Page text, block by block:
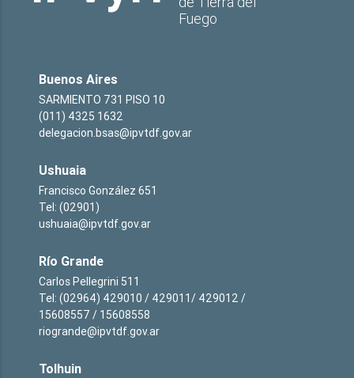
Fuego
Buenos Aires
SARMIENTO 731 PISO 10
(011) 4325 1632
delegacion.bsas@ipvtdf.gov.ar
Ushuaia
Francisco González 651
Tel: (02901)
ushuaia@ipvtdf.gov.ar
Río Grande
Carlos Pellegrini 511
Tel: (02964) 429010 / 429011/ 429012 /
15608557 / 15608558
riogrande@ipvtdf.gov.ar
Tolhuin